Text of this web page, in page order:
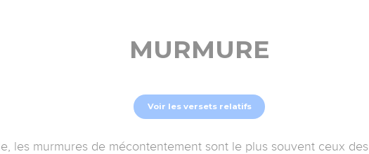
MURMURE
Voir les versets relatifs
les murmures de mécontentement sont le plus souvent ceux